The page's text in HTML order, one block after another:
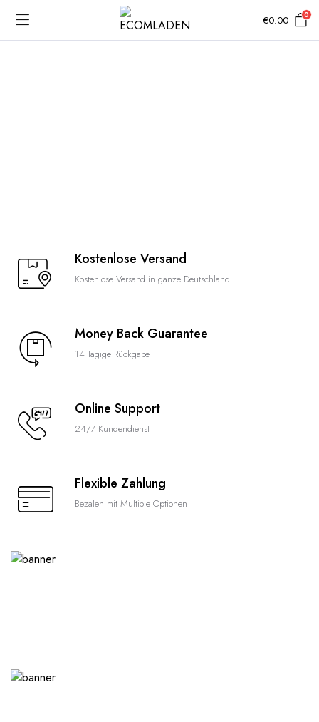
€0.00 0
Kostenlose Versand
Kostenlose Versand in ganze Deutschland.
Money Back Guarantee
14 Tagige Rückgabe
Online Support
24/7 Kundendienst
Flexible Zahlung
Bezalen mit Multiple Optionen